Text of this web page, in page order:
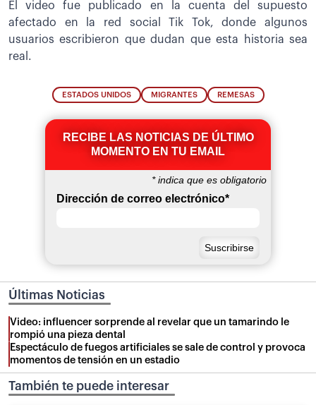
El video fue publicado en la cuenta del supuesto
afectado en la red social Tik Tok, donde algunos
usuarios escribieron que dudan que esta historia sea
real.
ESTADOS UNIDOS MIGRANTES REMESAS
RECIBE LAS NOTICIAS DE ÚLTIMO
MOMENTO EN TU EMAIL
*indica que es obligatorio
Dirección de correo electrónico*
Últimas Noticias
Video: influencer sorprende al revelar que un tamarindo le
rompió una pieza dental
Espectáculo de fuegos artificiales se sale de control y provoca
momentos de tensión en un estadio
También te puede interesar